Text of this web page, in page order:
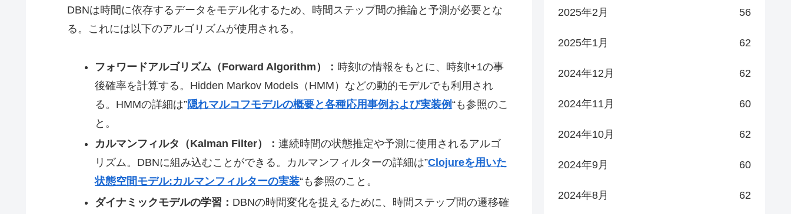
DBNは時間に依存するデータをモデル化するため、時間ステップ間の推論と予測が必要とな
る。これには以下のアルゴリズムが使用される。
フォワードアルゴリズム（Forward Algorithm）： 時刻tの情報をもとに、時刻t+1の事
後確率を計算する。Hidden Markov Models（HMM）などの動的モデルでも利用され
る。HMMの詳細は”隠れマルコフモデルの概要と各種応用事例および実装例“も参照のこ
と。
カルマンフィルタ（Kalman Filter）：連続時間の状態推定や予測に使用されるアルゴ
リズム。DBNに組み込むことができる。カルマンフィルターの詳細は”Clojureを用いた
状態空間モデル:カルマンフィルターの実装“も参照のこと。
ダイナミックモデルの学習： DBNの時間変化を捉えるために、時間ステップ間の遷移確
2025年2月 56
2025年1月 62
2024年12月 62
2024年11月 60
2024年10月 62
2024年9月 60
2024年8月 62